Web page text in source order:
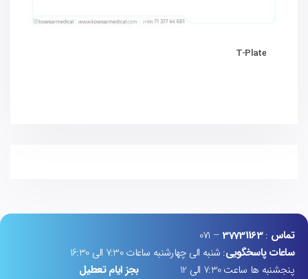
T-Plate
تماس :
37731163
– 071
ساعات پاسخگویی: شنبه الی چهارشنبه ساعات 7:30 الی 16:30
پنجشنبه ها ساعت 7:30 الی 12
بجز ایام تعطیل